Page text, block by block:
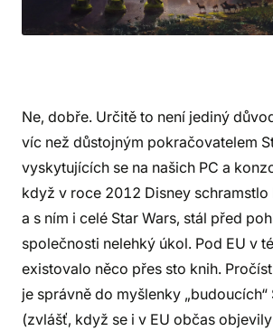
Ne, dobře. Určitě to není jediný
víc než důstojným pokračovatelem
vyskytujících se na našich PC a
když v roce 2012 Disney schramstlo
a s ním i celé Star Wars, stál před
společnosti nelehký úkol. Pod EU v
existovalo něco přes sto knih.
je správně do myšlenky „budoucích“
(zvlášť, když se i v EU občas